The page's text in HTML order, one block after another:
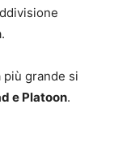
più grande si
e Platoon.